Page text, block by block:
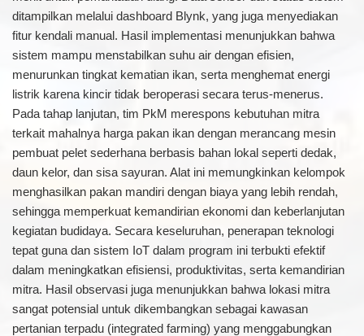
ditampilkan melalui dashboard Blynk, yang juga menyediakan
fitur kendali manual. Hasil implementasi menunjukkan bahwa
sistem mampu menstabilkan suhu air dengan efisien,
menurunkan tingkat kematian ikan, serta menghemat energi
listrik karena kincir tidak beroperasi secara terus-menerus.
Pada tahap lanjutan, tim PkM merespons kebutuhan mitra
terkait mahalnya harga pakan ikan dengan merancang mesin
pembuat pelet sederhana berbasis bahan lokal seperti dedak,
daun kelor, dan sisa sayuran. Alat ini memungkinkan kelompok
menghasilkan pakan mandiri dengan biaya yang lebih rendah,
sehingga memperkuat kemandirian ekonomi dan keberlanjutan
kegiatan budidaya. Secara keseluruhan, penerapan teknologi
tepat guna dan sistem IoT dalam program ini terbukti efektif
dalam meningkatkan efisiensi, produktivitas, serta kemandirian
mitra. Hasil observasi juga menunjukkan bahwa lokasi mitra
sangat potensial untuk dikembangkan sebagai kawasan
pertanian terpadu (integrated farming) yang menggabungkan